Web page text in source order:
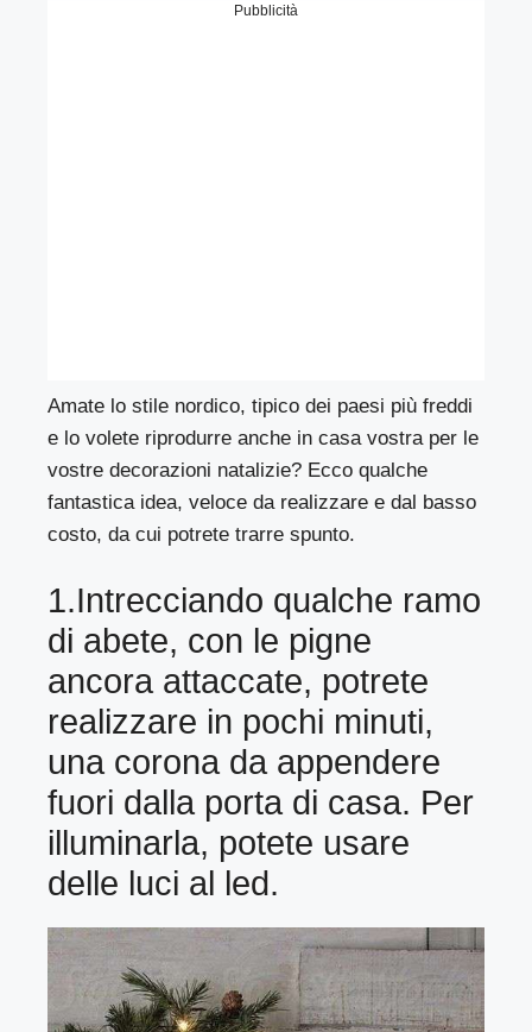
Pubblicità
Amate lo stile nordico, tipico dei paesi più freddi
e lo volete riprodurre anche in casa vostra per le
vostre decorazioni natalizie? Ecco qualche
fantastica idea, veloce da realizzare e dal basso
costo, da cui potrete trarre spunto.
1.Intrecciando qualche ramo
di abete, con le pigne
ancora attaccate, potrete
realizzare in pochi minuti,
una corona da appendere
fuori dalla porta di casa. Per
illuminarla, potete usare
delle luci al led.